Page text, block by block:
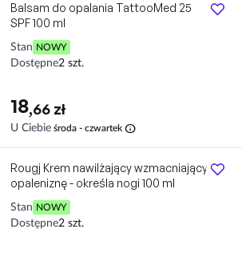
Balsam do opalania TattooMed 25
SPF 100 ml
Stan NOWY
Dostępne2 szt.
18,66 zł
U Ciebie środa - czwartek info
Rougj Krem nawilżający wzmacniający
opaleniznę - określa nogi 100 ml
Stan NOWY
Dostępne2 szt.